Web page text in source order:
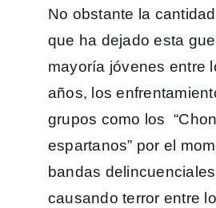
No obstante la
que ha dejado esta
mayoría jóvenes entre
años, los
grupos como los
espartanos” por el
bandas
causando terror entre